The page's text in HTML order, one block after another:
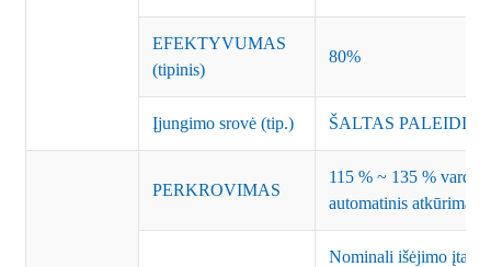
EFEKTYVUMAS
(tipinis)
80%
Įjungimo srovė (tip.) ŠALTAS
PERKROVIMAS
115 % ~ 135 %
automatinis atkūrimas
Nominali išėjimo